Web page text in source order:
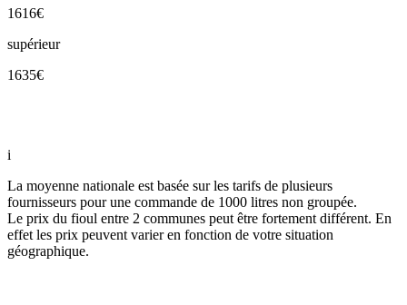
1616€
supérieur
1635€
i
La moyenne nationale est basée sur les tarifs de plusieurs
fournisseurs pour une commande de 1000 litres non groupée.
Le prix du fioul entre 2 communes peut être fortement différent. En
effet les prix peuvent varier en fonction de votre situation
géographique.